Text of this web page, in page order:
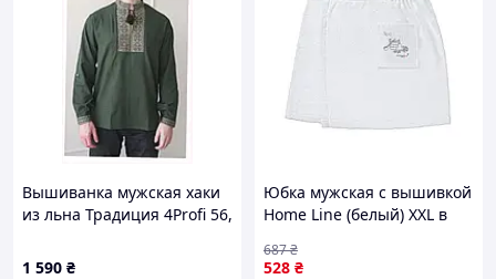
Вышиванка мужская хаки
из льна Традиция 4Profi 56,
1 590 ₴
Юбка мужская с вышивкой
Home Line (белый) XXL в
528 ₴
687₴